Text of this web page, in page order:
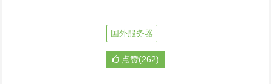
国外服务器
点赞(262)